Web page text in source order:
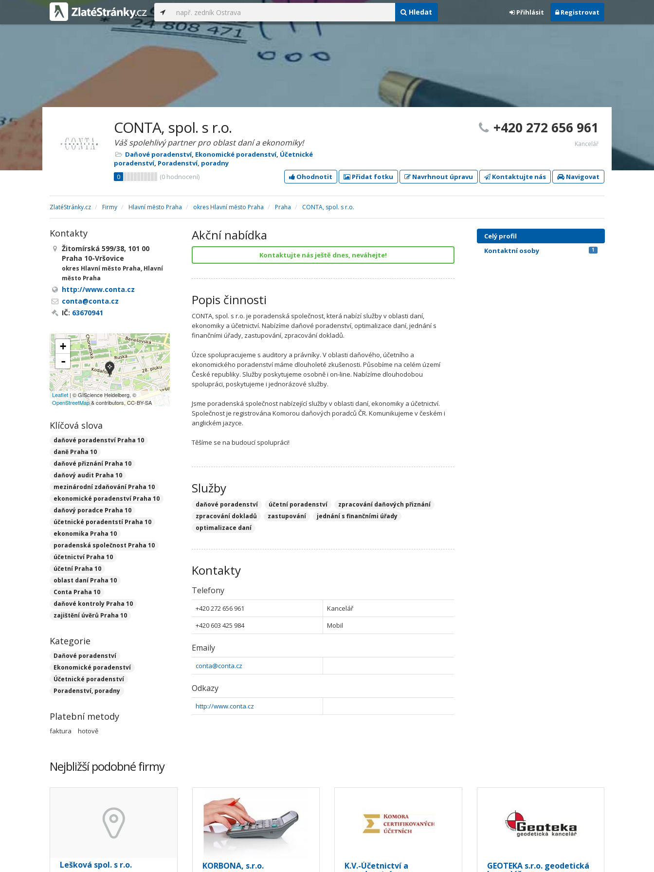
Hledat Přihlásit Registrovat
CONTA, spol. s r.o.
Váš spolehlivý partner pro oblast daní a ekonomiky!
Daňové poradenství, Ekonomické poradenství, Účetnické
poradenství, Poradenství, poradny
0
(0 hodnocení)
+420 272 656 961
Kancelář
Ohodnotit Přidat fotku Navrhnout úpravu Kontaktujte nás Navigovat
ZlatéStránky.cz Firmy Hlavní město Praha okres Hlavní město Praha Praha CONTA, spol. s r.o.
Akční nabídka
Kontaktujte nás ještě dnes, neváhejte!
Popis činnosti
CONTA, spol. s r.o. je poradenská společnost, která nabízí služby v oblasti daní,
ekonomiky a účetnictví. Nabízíme daňové poradenství, optimalizace daní, jednání s
finančními úřady, zastupování, zpracování dokladů.
Úzce spolupracujeme s auditory a právníky. V oblasti daňového, účetního a
ekonomického poradenství máme dlouholeté zkušenosti. Působíme na celém území
České republiky. Služby poskytujeme osobně i on-line. Nabízíme dlouhodobou
spolupráci, poskytujeme i jednorázové služby.
Jsme poradenská společnost nabízející služby v oblasti daní, ekonomiky a účetnictví.
Společnost je registrována Komorou daňových poradců ČR. Komunikujeme v českém i
anglickém jazyce.
Těšíme se na budoucí spolupráci!
Služby
daňové poradenství účetní poradenství
zpracování daňových přiznání
zpracování dokladů
zastupování
jednání s finančními úřady
optimalizace daní
Kontakty
Telefony
+420 272 656 961
Kancelář
+420 603 425 984
Mobil
Emaily
conta@conta.cz
Odkazy
http://www.conta.cz
Kontakty
Žitomírská 599/38, 101 00
Praha 10-Vršovice
okres Hlavní město Praha, Hlavní
město Praha
http://www.conta.cz
conta@conta.cz
IČ: 63670941
+
-
Leaflet | © GIScience Heidelberg, ©
OpenStreetMap& contributors, CC-BY-SA
Klíčová slova
daňové poradenství Praha 10
daně Praha 10
daňové přiznání Praha 10
daňový audit Praha 10
mezinárodní zdaňování Praha 10
ekonomické poradenství Praha 10
daňový poradce Praha 10
účetnické poradentstí Praha 10
ekonomika Praha 10
poradenská společnost Praha 10
účetnictví Praha 10
účetní Praha 10
oblast daní Praha 10
Conta Praha 10
daňové kontroly Praha 10
zajištění úvěrů Praha 10
Kategorie
Daňové poradenství
Ekonomické poradenství
Účetnické poradenství
Poradenství, poradny
Platební metody
faktura hotově
Celý profil
Kontaktní osoby
1
Nejbližší podobné firmy
Lešková spol. s r.o. KORBONA, s.r.o. K.V.-Účetnictví a GEOTEKA s.r.o. geodetická